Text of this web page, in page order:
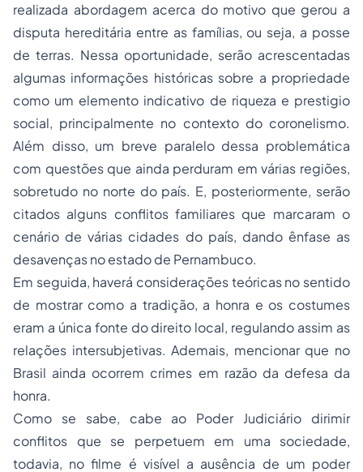
realizada abordagem acerca do motivo que gerou a
disputa hereditária entre as famílias, ou seja, a posse
de terras. Nessa oportunidade, serão acrescentadas
algumas informações históricas sobre a propriedade
como um elemento indicativo de riqueza e prestigio
social, principalmente no contexto do coronelismo.
Além disso, um breve paralelo dessa problemática
com questões que ainda perduram em várias regiões,
sobretudo no norte do país. E, posteriormente, serão
citados alguns conflitos familiares que marcaram o
cenário de várias cidades do país, dando ênfase as
desavenças no estado de Pernambuco.
Em seguida, haverá considerações teóricas no sentido
de mostrar como a tradição, a honra e os costumes
eram a única fonte do direito local, regulando assim as
relações intersubjetivas. Ademais, mencionar que no
Brasil ainda ocorrem crimes em razão da defesa da
honra.
Como se sabe, cabe ao Poder Judiciário dirimir
conflitos que se perpetuem em uma sociedade,
todavia, no filme é visível a ausência de um poder